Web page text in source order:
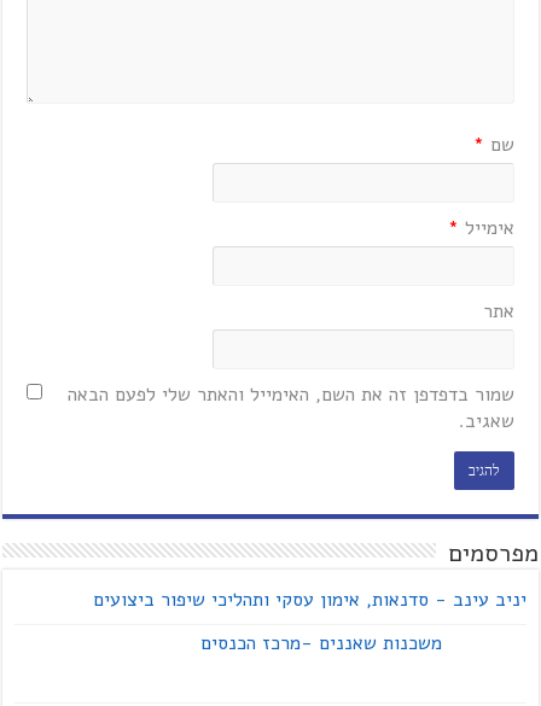
שם *
אימייל *
אתר
שמור בדפדפן זה את השם, האימייל והאתר שלי לפעם הבאה
שאגיב.
מפרסמים
יניב עינב - סדנאות, אימון עסקי ותהליכי שיפור ביצועים
משכנות שאננים -מרכז הכנסים